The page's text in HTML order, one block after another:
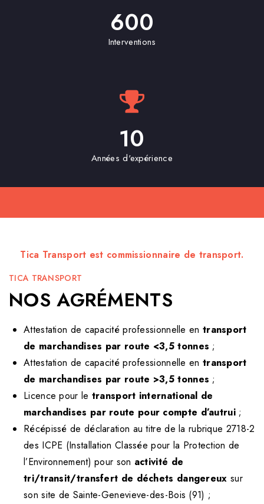
600
Interventions
10
Années d'expérience
Tica Transport est commissionnaire de transport.
TICA TRANSPORT
NOS AGRÉMENTS
Attestation de capacité professionnelle en transport
de marchandises par route <3,5 tonnes ;
Attestation de capacité professionnelle en transport
de marchandises par route >3,5 tonnes ;
Licence pour le transport international de
marchandises par route pour compte d’autrui;
Récépissé de déclaration au titre de la rubrique 2718-2
des ICPE (Installation Classée pour la Protection de
l’Environnement) pour son activité de
tri/transit/transfert de déchets dangereux sur
son site de Sainte-Genevieve-des-Bois (91) ;